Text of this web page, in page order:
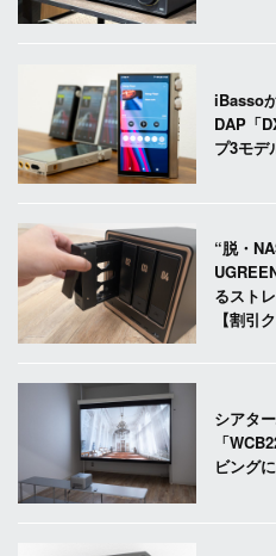
iBasso
DAP「
プ3モデ
“脱・
るスト
【割引
シアタ
「
ビング